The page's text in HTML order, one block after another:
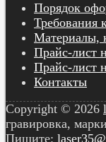
Порядок
Требования
Материалы,
Прайс-лист
Прайс-лист
Контакты
Copyright © 2026
гравировка,
Пишите: